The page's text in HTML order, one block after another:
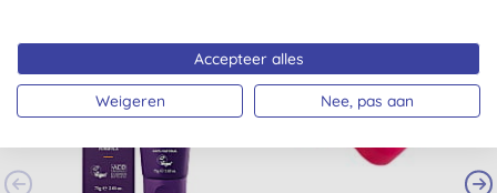
-20%
Accepteer alles
Weigeren Nee, pas aan